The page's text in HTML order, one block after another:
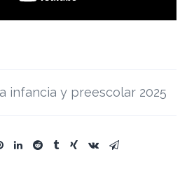
infancia y preescolar 2025